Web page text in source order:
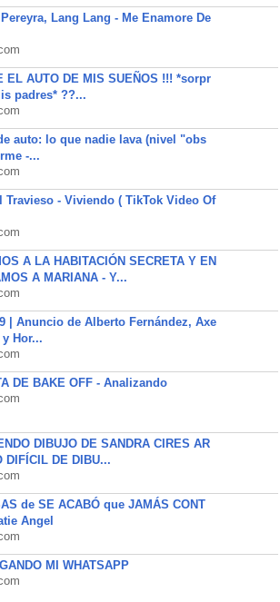
Lang Lang - Me Enamore De
EL AUTO DE MIS SUEÑOS !!! *sorpr
padres* ??...
auto: lo que nadie lava (nivel "obs
-...
Travieso - Viviendo ( TikTok Video Of
A LA HABITACIÓN SECRETA Y EN
A MARIANA - Y...
| Anuncio de Alberto Fernández, Axe
Hor...
DE BAKE OFF - Analizando
DIBUJO DE SANDRA CIRES AR
DIFÍCIL DE DIBU...
de SE ACABÓ que JAMÁS CONT
Angel
MI WHATSAPP